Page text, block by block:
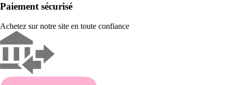
Paiement sécurisé
Achetez sur notre site en toute confiance